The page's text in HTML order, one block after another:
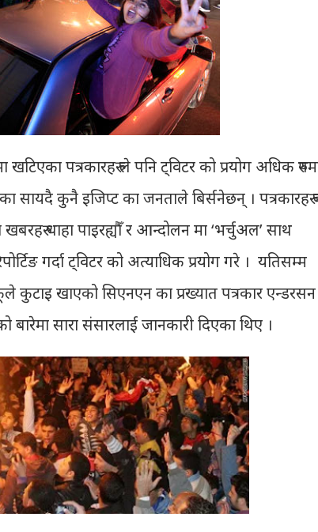
खटिएका पत्रकारहरु ले पनि ट्विटर को प्रयोग अधिक
सायदै कुनै इजिप्ट का जनताले बिर्सनेछन् । पत्रकारहरु
थाहा पाइरह्यौँ र आन्दोलन मा ‘भर्चुअल’ साथ
गर्दा ट्विटर को अत्याधिक प्रयोग गरे । यतिसम्म
कुटाइ खाएको सिएनएन का प्रख्यात पत्रकार एन्डरसन
सारा संसारलाई जानकारी दिएका थिए ।